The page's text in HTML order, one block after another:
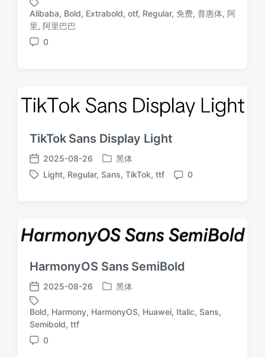
布
日
期
于
标
签
Alibaba, Bold, Extrabold, otf, Regular, 免费, 普惠体, 阿
里, 阿里巴巴
评
0
TikTok Sans Display Light
发
布
2025-08-26
发
布
黑体
标
Light, Regular, Sans, TikTok, ttf
评
0
HarmonyOS Sans SemiBold
发
布
日
期
2025-08-26
发
于
黑体
标
签
Bold, Harmony, HarmonyOS, Huawei, Italic, Sans,
Semibold, ttf
评
0